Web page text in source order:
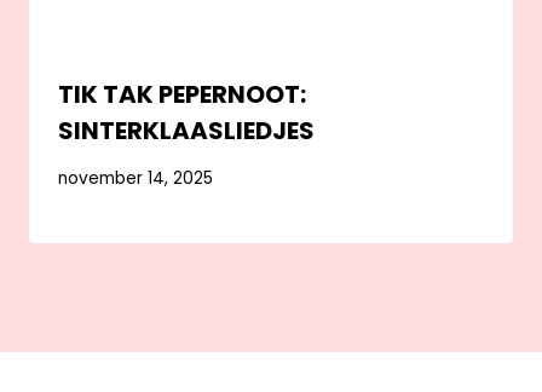
TIK TAK PEPERNOOT:
SINTERKLAASLIEDJES
november 14, 2025